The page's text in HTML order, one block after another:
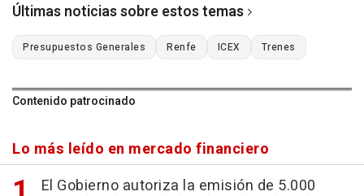
Últimas noticias sobre estos temas
Presupuestos Generales Renfe ICEX Trenes
Contenido patrocinado
Lo más leído en mercado financiero
El Gobierno autoriza la emisión de 5.000